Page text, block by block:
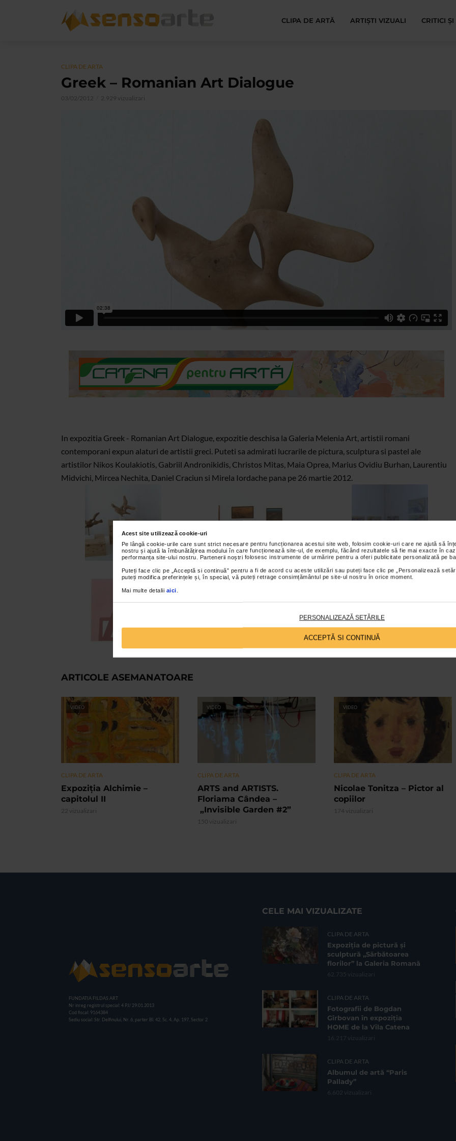
Acest site utilizează cookie-uri
Pe lângă cookie-urile care sunt strict necesare pentru funcționarea acestui site web, folosim cookie-uri care ne ajută să
nostru și ajută la îmbunătățirea modului în care funcționează site-ul, de exemplu, făcând rezultatele să fie mai exacte în
performanța site-ului nostru. Partenerii noștri folosesc instrumente de urmărire pentru a oferi publicitate personalizată pe
Puteți face clic pe „Acceptă si continuă” pentru a fi de acord cu aceste utilizări sau puteți face clic pe „Personalizează
puteți modifica preferințele și, în special, vă puteți retrage consimțământul pe site-ul nostru în orice moment.
Mai multe detalii aici
PERSONALIZEAZĂ SETĂRILE
ACCEPTĂ SI CONTINUĂ
CLIPA DE ARTĂ ARTIȘTI VIZUALI CRITICI
CLIPA DE ARTA
Greek – Romanian Art Dialogue
03/02/2012 2.929 vizualizari
In expozitia Greek - Romanian Art Dialogue, expozitie deschisa la Galeria Melenia Art, artistii romani
contemporani expun alaturi de artistii greci. Puteti sa admirati lucrarile de pictura, sculptura si pastel ale
artistilor Nikos Koulakiotis, Gabriil Andronikidis, Christos Mitas, Maia Oprea, Marius Ovidiu Burhan, Laurentiu
Midvichi, Mircea Nechita, Daniel Craciun si Mirela Iordache pana pe 26 martie 2012.
ARTICOLE ASEMANATOARE
VIDEO
CLIPA DE ARTA
Expoziția Alchimie –
capitolul II
22 vizualizari
VIDEO
CLIPA DE ARTA
ARTS and ARTISTS.
Floriama Cândea –
„Invisible Garden #2”
150 vizualizari
VIDEO
CLIPA DE ARTA
Nicolae Tonitza – Pictor al
copiilor
174 vizualizari
FUNDATIA FILDAS ART
Nr inreg registrul special: 4 PJ/ 29.01.2013
Cod fiscal: 9164384
Sediu social: Str. Delfinului, Nr. 6, parter Bl. 42, Sc. 4, Ap. 197, Sector 2
CELE MAI VIZUALIZATE
CLIPA DE ARTA
Expoziția de pictură și
sculptură „Sărbătoarea
florilor” la Galeria Romană
62.735 vizualizari
CLIPA DE ARTA
Fotografii de Bogdan
Gîrbovan în expoziția
HOME de la Vila Catena
16.217 vizualizari
CLIPA DE ARTA
Albumul de artă “Paris
Pallady”
6.602 vizualizari